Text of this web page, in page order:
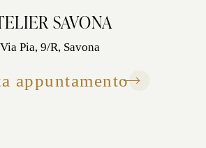
SAVONA
Via Pia, 9/R, Savona
appuntamento